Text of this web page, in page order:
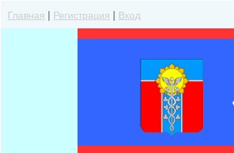
Главная | Регистрация | Вход